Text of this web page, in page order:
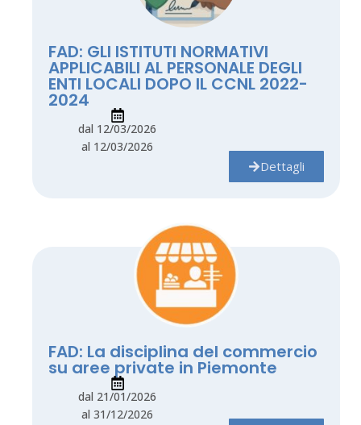
FAD: GLI ISTITUTI NORMATIVI
APPLICABILI AL PERSONALE DEGLI
ENTI LOCALI DOPO IL CCNL 2022-
2024
dal 12/03/2026
al 12/03/2026
Dettagli
FAD: La disciplina del commercio
su aree private in Piemonte
dal 21/01/2026
al 31/12/2026